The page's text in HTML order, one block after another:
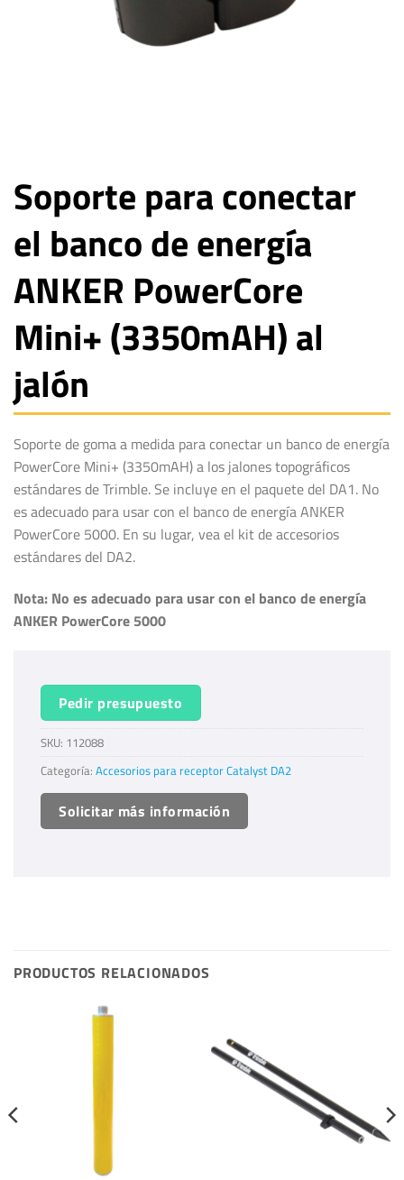
Soporte para conectar
el banco de energía
ANKER PowerCore
Mini+ (3350mAH) al
jalón
Soporte de goma a medida para conectar un banco de energía
PowerCore Mini+ (3350mAH) a los jalones topográficos
estándares de Trimble. Se incluye en el paquete del DA1. No
es adecuado para usar con el banco de energía ANKER
PowerCore 5000. En su lugar, vea el kit de accesorios
estándares del DA2.
Nota: No es adecuado para usar con el banco de energía
ANKER PowerCore 5000
Pedir presupuesto
SKU: 112088
Categoría: Accesorios para receptor Catalyst DA2
Solicitar más información
PRODUCTOS RELACIONADOS